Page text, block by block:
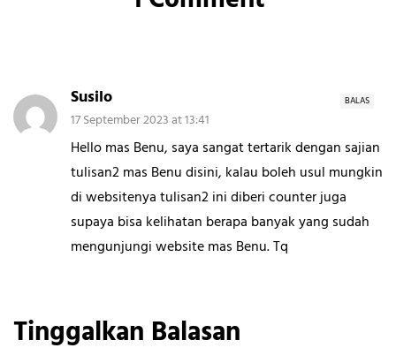
BALAS
Susilo
17 September 2023 at 13:41
Hello mas Benu, saya sangat tertarik dengan sajian
tulisan2 mas Benu disini, kalau boleh usul mungkin
di websitenya tulisan2 ini diberi counter juga
supaya bisa kelihatan berapa banyak yang sudah
mengunjungi website mas Benu. Tq
Tinggalkan Balasan